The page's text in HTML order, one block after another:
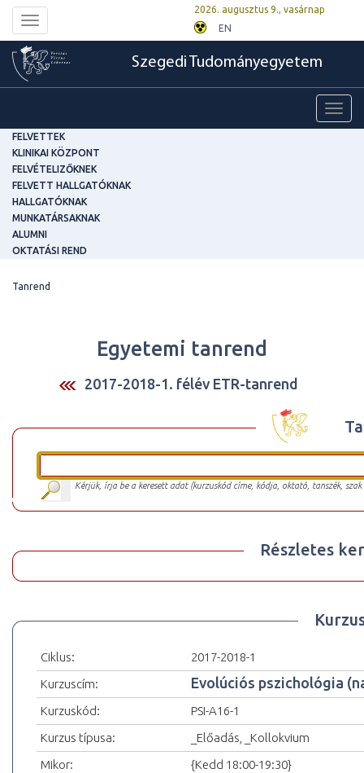
Toggle
navigation
2026. augusztus 9., vasárnap
EN
Szegedi Tudományegyetem
FELVETTEK
KLINIKAI KÖZPONT
FELVÉTELIZŐKNEK
FELVETT HALLGATÓKNAK
HALLGATÓKNAK
MUNKATÁRSAKNAK
ALUMNI
OKTATÁSI REND
Tanrend
Egyetemi tanrend
2017-2018-1. félév ETR-tanrend
Kérjük, írja be a keresett adat (kurzuskód címe, kódja, oktató, tanszék,
Részletes
Ciklus:
2017-2018-1
Kurzuscím:
Evolúciós pszichológia
Kurzuskód:
PSI-A16-1
Kurzus típusa:
_Előadás, _Kollokvium
Mikor:
{Kedd 18:00-19:30}